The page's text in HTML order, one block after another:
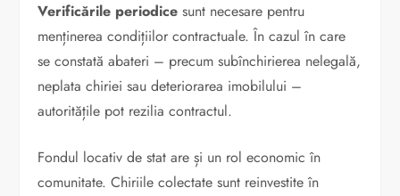
Verificările periodice sunt necesare pentru
menținerea condițiilor contractuale. În cazul în care
se constată abateri – precum subînchirierea nelegală,
neplata chiriei sau deteriorarea imobilului –
autoritățile pot rezilia contractul.
Fondul locativ de stat are și un rol economic în
comunitate. Chiriile colectate sunt reinvestite în